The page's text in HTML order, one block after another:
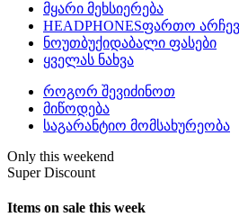
მყარი მეხსიერება
HEADPHONESფართო
ნოუთბუქიდაბალი ფასები
ყველას ნახვა
როგორ შევიძინოთ
მიწოდება
საგარანტიო მომსახურეობა
Only this weekend
Super Discount
Items on sale this week